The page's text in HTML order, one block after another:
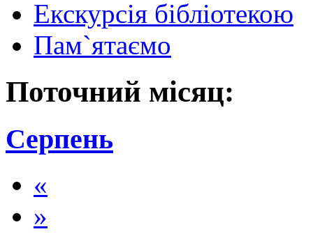
Екскурсія бібліотекою
Пам`ятаємо
Поточний місяц:
Серпень
«
»